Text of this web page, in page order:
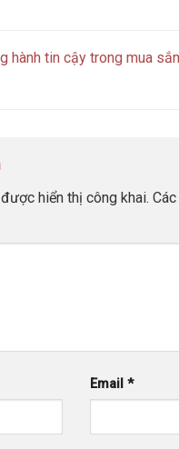
hành tin cậy trong mua
hiển thị công khai.
Email *